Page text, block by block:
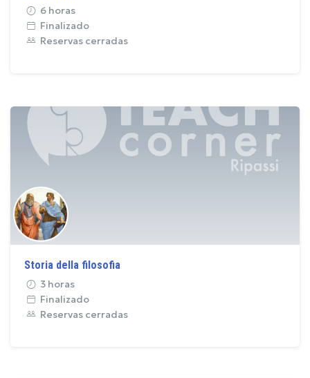
6 horas
Finalizado
Reservas cerradas
Storia della filosofia
3 horas
Finalizado
Reservas cerradas